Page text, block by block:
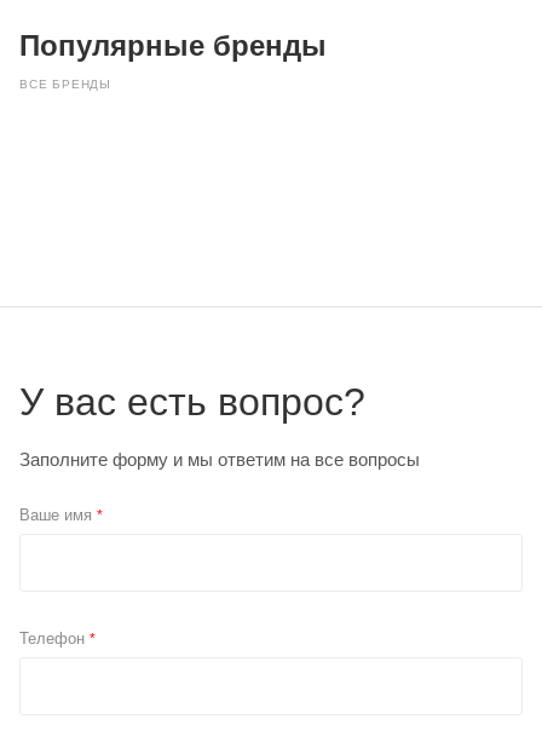
Популярные бренды
ВСЕ БРЕНДЫ
У вас есть вопрос?
Заполните форму и мы ответим на все вопросы
Ваше имя *
Телефон *